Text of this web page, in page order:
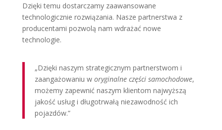
Dzięki temu dostarczamy zaawansowane
technologicznie rozwiązania. Nasze partnerstwa z
producentami pozwolą nam wdrażać nowe
technologie.
„Dzięki naszym strategicznym partnerstwom i
zaangażowaniu w oryginalne części samochodowe,
możemy zapewnić naszym klientom najwyższą
jakość usług i długotrwałą niezawodność ich
pojazdów.”